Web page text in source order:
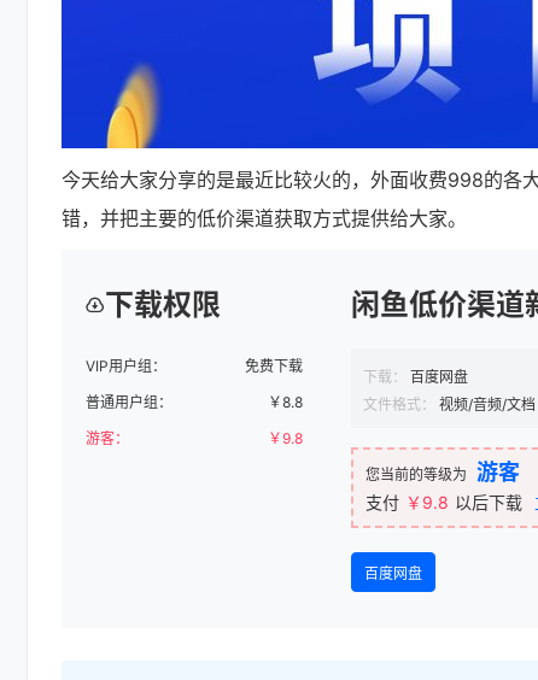
今天给大家分享的是最近比较火的，外面收费998的各
错，并把主要的低价渠道获取方式提供给大家。
下载权限
VIP用户组：
免费下载
普通用户组：
￥8.8
游客：
￥9.8
闲鱼低价渠
下载： 百度网盘
文件格式：
视频/音频/文档
您当前的等级为 游客
支付 ￥9.8 以后下载
百度网盘